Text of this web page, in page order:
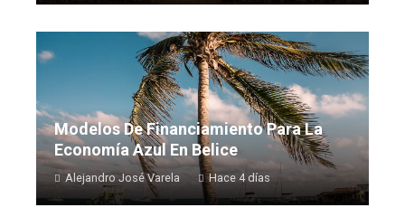
Modelos De Financiamiento Para La
Economía Azul En Belice
Alejandro José Varela Hace 4 días